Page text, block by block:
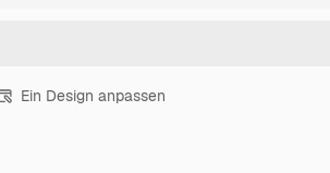
Ein Design anpassen